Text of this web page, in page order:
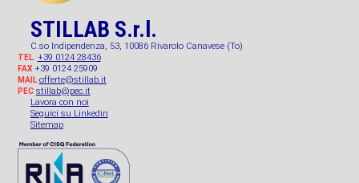
STILLAB S.r.l.
C.so Indipendenza, 53, 10086 Rivarolo Canavese (To)
TEL. +39 0124 28436
FAX+39 0124 25909
MAIL offerte@stillab.it
PEC stillab@pec.it
Lavora con noi
Seguici su Linkedin
Sitemap